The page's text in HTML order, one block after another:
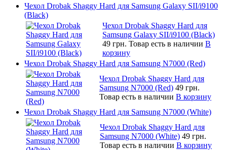
Чехол Drobak Shaggy Hard для Samsung Galaxy SII/i9100
(Black)
Чехол Drobak Shaggy Hard для
Samsung Galaxy SII/i9100 (Black)
49 грн. Товар есть в наличии В
корзину
Чехол Drobak Shaggy Hard для Samsung N7000 (Red)
Чехол Drobak Shaggy Hard для
Samsung N7000 (Red) 49 грн.
Товар есть в наличии В корзину
Чехол Drobak Shaggy Hard для Samsung N7000 (White)
Чехол Drobak Shaggy Hard для
Samsung N7000 (White) 49 грн.
Товар есть в наличии В корзину